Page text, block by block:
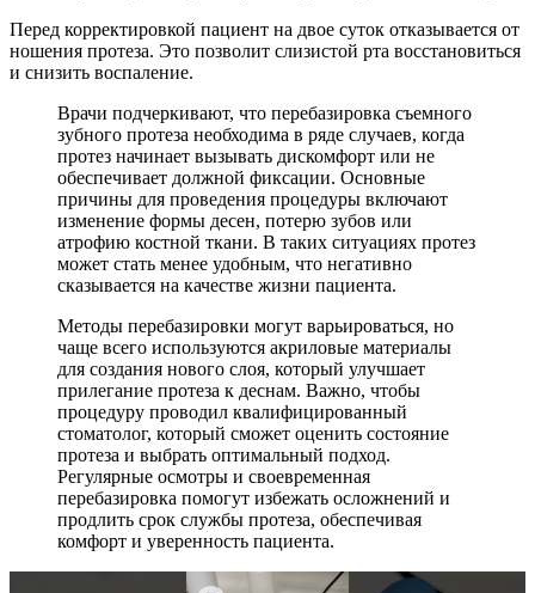
Перед корректировкой пациент на двое суток отказывается от
ношения протеза. Это позволит слизистой рта восстановиться
и снизить воспаление.
Врачи подчеркивают, что перебазировка съемного
зубного протеза необходима в ряде случаев, когда
протез начинает вызывать дискомфорт или не
обеспечивает должной фиксации. Основные
причины для проведения процедуры включают
изменение формы десен, потерю зубов или
атрофию костной ткани. В таких ситуациях протез
может стать менее удобным, что негативно
сказывается на качестве жизни пациента.
Методы перебазировки могут варьироваться, но
чаще всего используются акриловые материалы
для создания нового слоя, который улучшает
прилегание протеза к деснам. Важно, чтобы
процедуру проводил квалифицированный
стоматолог, который сможет оценить состояние
протеза и выбрать оптимальный подход.
Регулярные осмотры и своевременная
перебазировка помогут избежать осложнений и
продлить срок службы протеза, обеспечивая
комфорт и уверенность пациента.